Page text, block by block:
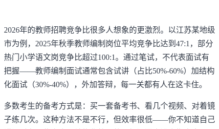
2026年的教师招聘竞争比很多人想象的更激烈。以江苏某地级
市为例，2025年秋季教师编制岗位平均竞争比达到47:1，部分
热门小学语文岗竞争比超过100:1。通过笔试，不代表面试有
把握——教师编制面试通常包含试讲（占比50%-60%）加结构
化面试（30%-40%），外加答辩，每一关都有人在这卡住。
多数考生的备考方式是：买一套备考书、看几个视频、对着镜
子练几次。这种方法不是不行，但效率很低——你不知道自己